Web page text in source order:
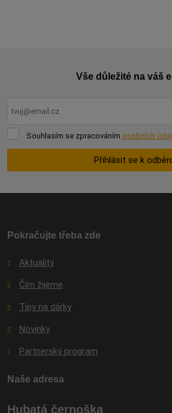
Vše důležité na váš
Souhlasím
Souhlasím se zpracováním osobních
Přihlásit se k
odeslat.
Pokračujte třeba zde
Aktuality
Čím žijeme
Tipy na dárky
Novinky
Partnerský program
Naše adresa
Hubatá černoška